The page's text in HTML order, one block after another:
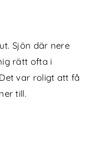
Sjön där nere
rätt ofta i
var roligt att få
till.